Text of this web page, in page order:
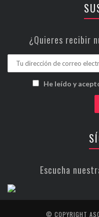
¿Quieres recibir
He leído y
Escucha
© COPYRIGHT